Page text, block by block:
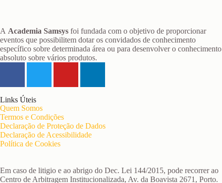
A Academia Samsys foi fundada com o objetivo de proporcionar
eventos que possibilitem dotar os convidados de conhecimento
específico sobre determinada área ou para desenvolver o conhecimento
absoluto sobre vários produtos.
Links Úteis
Quem Somos
Termos e Condições
Declaração de Proteção de Dados
Declaração de Acessibilidade
Política de Cookies
Em caso de litigio e ao abrigo do Dec. Lei 144/2015, pode recorrer ao
Centro de Arbitragem Institucionalizada, Av. da Boavista 2671, Porto.